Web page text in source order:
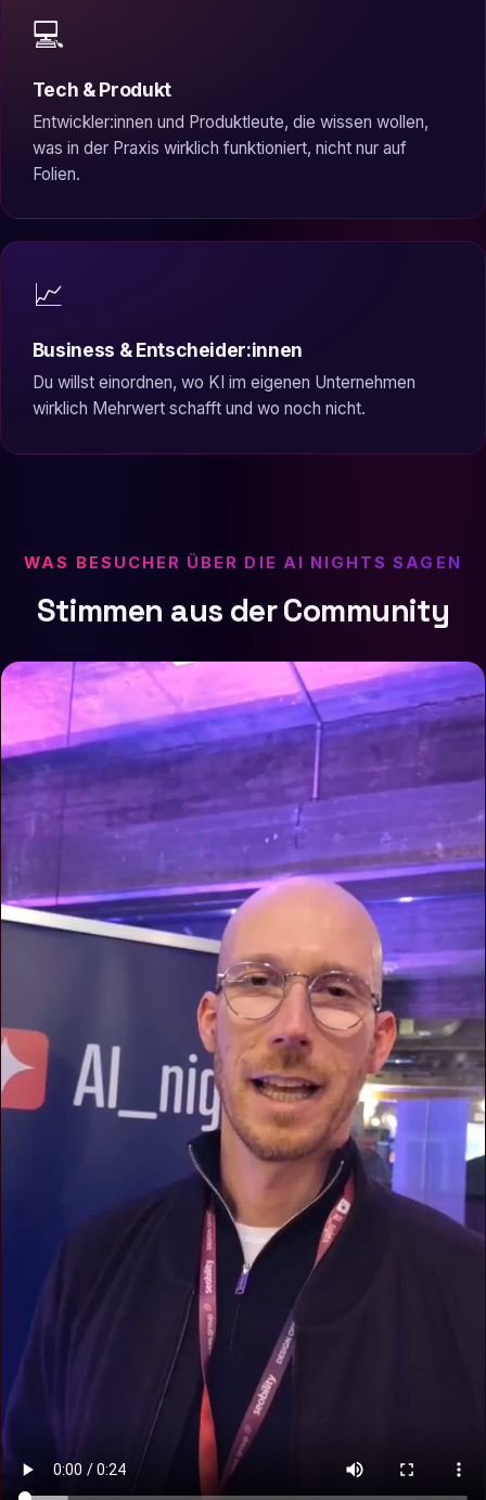
💻
Tech & Produkt
Entwickler:innen und Produktleute, die wissen wollen,
was in der Praxis wirklich funktioniert, nicht nur auf
Folien.
📈
Business & Entscheider:innen
Du willst einordnen, wo KI im eigenen Unternehmen
wirklich Mehrwert schafft und wo noch nicht.
WAS BESUCHER ÜBER DIE AI NIGHTS SAGEN
Stimmen aus der Community